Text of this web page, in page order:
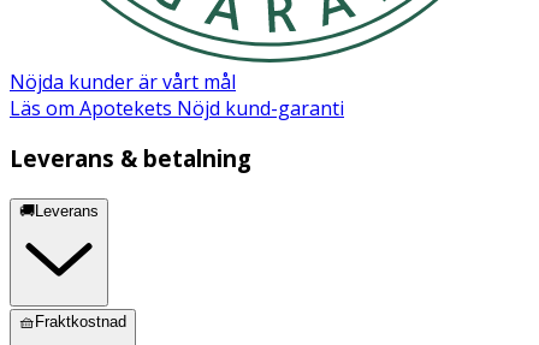
Maltodextrin, Hydrolyzed Gardenia Florida Extract,
Hydrogenated Lecithin, Ceramide Np, Sodium
Hyaluronate Crosspolymer, Hydrolyzed Sodium
Hyaluronate
Nöjda kunder är vårt mål
Läs om Apotekets Nöjd kund-garanti
Leverans & betalning
🚚Leverans
🧺Fraktkostnad